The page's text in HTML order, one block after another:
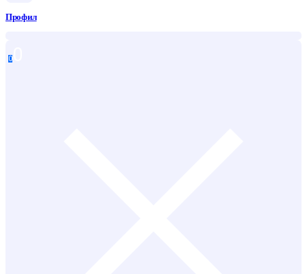
Профил
0